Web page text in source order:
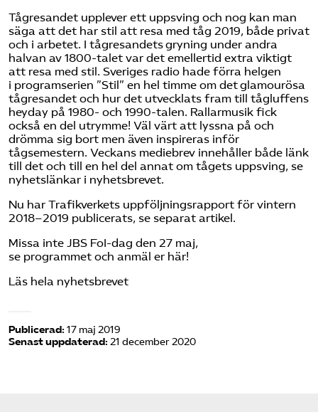
Tågresandet upplever ett uppsving och nog kan man
säga att det har stil att resa med tåg 2019, både privat
och i arbetet. I tågresandets gryning under andra
halvan av 1800-talet var det emellertid extra viktigt
att resa med stil. Sveriges radio hade förra helgen
i programserien ”Stil” en hel timme om det glamourösa
tågresandet och hur det utvecklats fram till tågluffens
heyday på 1980- och 1990-talen. Rallarmusik fick
också en del utrymme! Väl värt att lyssna på och
drömma sig bort men även inspireras inför
tågsemestern. Veckans mediebrev innehåller både länk
till det och till en hel del annat om tågets uppsving, se
nyhetslänkar i nyhetsbrevet.
Nu har Trafikverkets uppföljningsrapport för vintern
2018–2019 publicerats, se separat artikel.
Missa inte JBS FoI-dag den 27 maj,
se programmet och anmäl er här!
Läs hela nyhetsbrevet
Publicerad: 17 maj 2019
Senast uppdaterad: 21 december 2020